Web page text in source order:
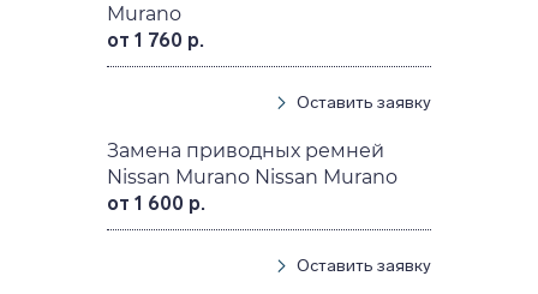
Murano
от 1 760 р.
Оставить заявку
Замена приводных ремней
Nissan Murano Nissan Murano
от 1 600 р.
Оставить заявку